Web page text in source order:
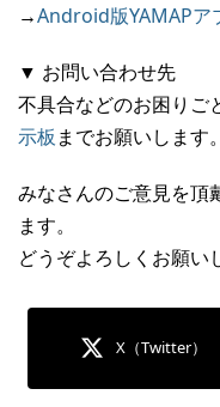
→Android版YAMAPア
▼ お問い合わせ先
不具合などのお困りご
示板 までお願いします。
みなさんのご意見を頂
ます。
どうぞよろしくお願い
X（Twitter）